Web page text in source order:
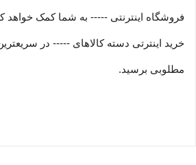
فروشگاه اینترنتی ----- به شما کمک خواهد
خرید اینترتی دسته کالاهای ----- در
مطلوبی برسید.